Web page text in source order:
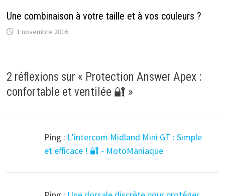
Une combinaison à votre taille et à vos couleurs ?
1 novembre 2016
2 réflexions sur « Protection Answer Apex :
confortable et ventilée 🔐 »
Ping : L’intercom Midland Mini GT : Simple
et efficace ! 🔐 - MotoManiaque